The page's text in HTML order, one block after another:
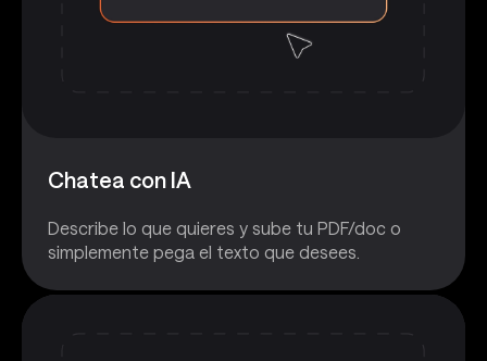
Chatea con IA
Describe lo que quieres y sube tu PDF/doc o
simplemente pega el texto que desees.